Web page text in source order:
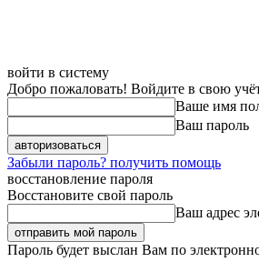
войти в систему
Добро пожаловать! Войдите в свою
Ваше имя
Ваш пароль
Забыли пароль? получить помощь
восстановление пароля
Восстановите свой пароль
Ваш адрес
Пароль будет выслан Вам по